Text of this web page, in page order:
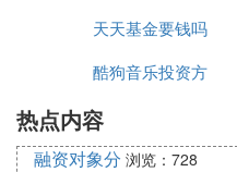
期货
天天基金要钱吗
酷狗音乐投资方
热点内容
融资对象分 浏览：728